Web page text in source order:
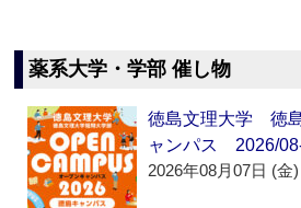
薬系大学・学部 催し物
徳島文理大学 徳
ャンパス 2026/
2026年08月07日 (金)